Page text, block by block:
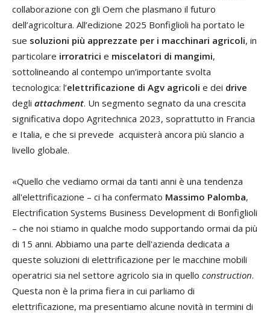
collaborazione con gli Oem che plasmano il futuro
dell’agricoltura. All’edizione 2025 Bonfiglioli ha portato le
sue soluzioni più apprezzate per i macchinari agricoli, in
particolare irroratrici e miscelatori di mangimi,
sottolineando al contempo un’importante svolta
tecnologica: l’elettrificazione di Agv agricoli e dei drive
degli attachment. Un segmento segnato da una crescita
significativa dopo Agritechnica 2023, soprattutto in Francia
e Italia, e che si prevede acquisterà ancora più slancio a
livello globale.
«Quello che vediamo ormai da tanti anni è una tendenza
all'elettrificazione – ci ha confermato Massimo Palomba,
Electrification Systems Business Development di Bonfiglioli
– che noi stiamo in qualche modo supportando ormai da più
di 15 anni. Abbiamo una parte dell'azienda dedicata a
queste soluzioni di elettrificazione per le macchine mobili
operatrici sia nel settore agricolo sia in quello construction.
Questa non è la prima fiera in cui parliamo di
elettrificazione, ma presentiamo alcune novità in termini di